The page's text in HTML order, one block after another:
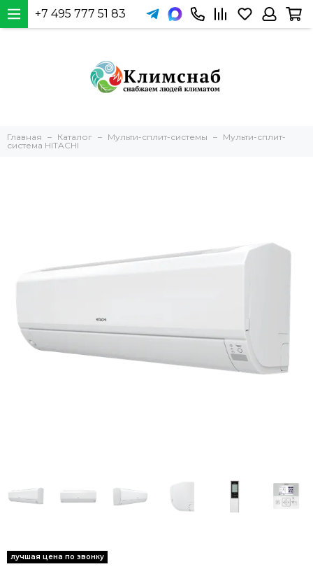
+7 495 777 51 83
Главная Каталог Мульти-сплит-системы
Мульти-сплит-
система HITACHI